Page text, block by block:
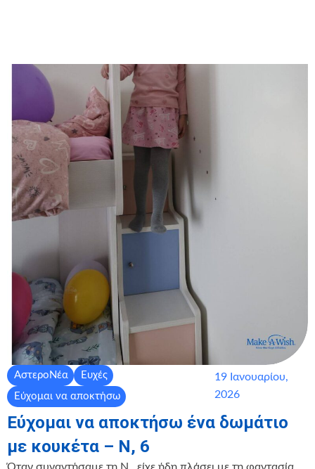
ΑστεροΝέα
Ευχές
Εύχομαι να αποκτήσω
19 Ιανουαρίου,
2026
Εύχομαι να αποκτήσω ένα δωμάτιο
με κουκέτα – Ν, 6